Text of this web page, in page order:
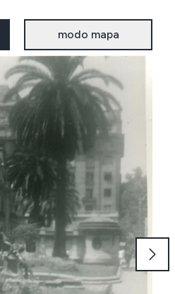
modo mapa